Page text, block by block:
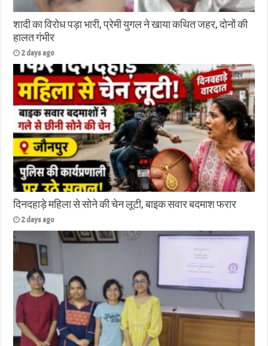
शादी का विरोध पड़ा भारी, प्रेमी युगल ने खाया कथित जहर, दोनों की
हालत गंभीर
2 days ago
दिनदहाड़े महिला से सोने की चेन लूटी, बाइक सवार बदमाश फरार
2 days ago